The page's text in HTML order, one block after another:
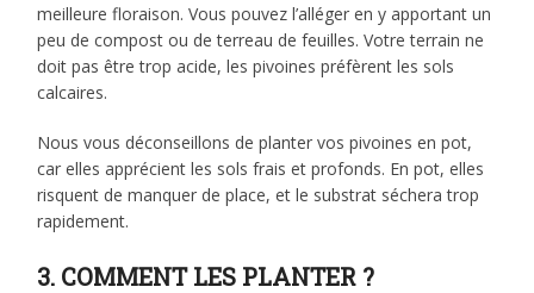
meilleure floraison. Vous pouvez l’alléger en y apportant un
peu de compost ou de terreau de feuilles. Votre terrain ne
doit pas être trop acide, les pivoines préfèrent les sols
calcaires.
Nous vous déconseillons de planter vos pivoines en pot,
car elles apprécient les sols frais et profonds. En pot, elles
risquent de manquer de place, et le substrat séchera trop
rapidement.
3. COMMENT LES PLANTER ?